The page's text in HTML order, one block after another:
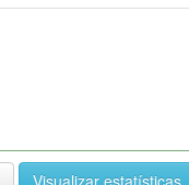
Visualizar estatísticas